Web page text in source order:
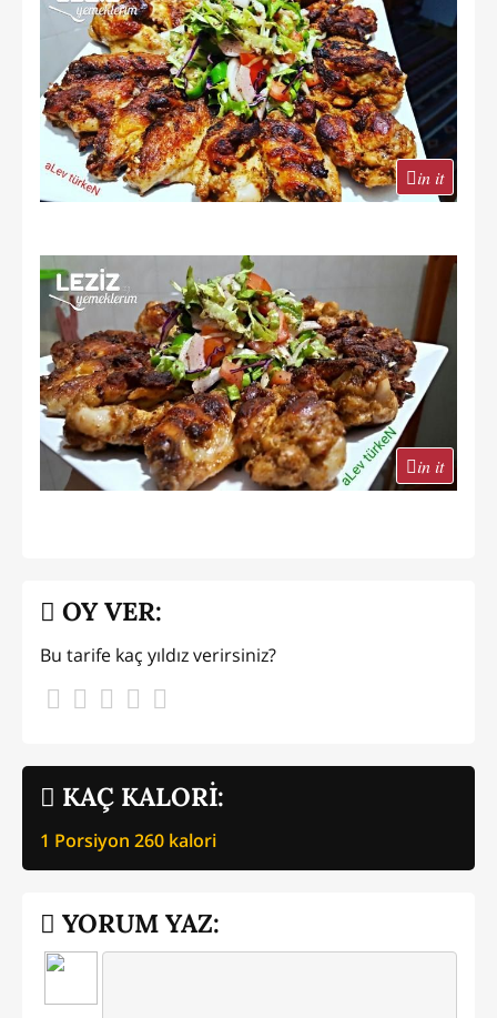
in it
in it
KAÇ KALORİ:
1 Porsiyon 260 kalori
OY VER:
Bu tarife kaç yıldız verirsiniz?
YORUM YAZ: